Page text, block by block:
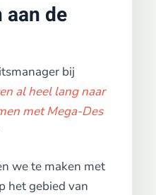
de
bij
al heel lang naar
met Mega-Des
we te maken met
het gebied van